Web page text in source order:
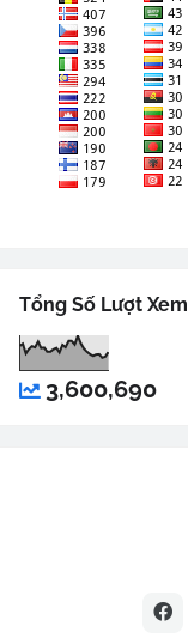
Tổng Số Lượt Xem
3,600,690